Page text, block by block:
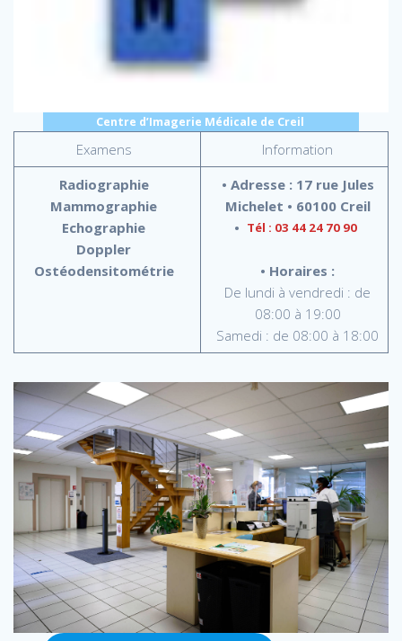
Centre d’Imagerie Médicale de Creil
Examens
Information
Radiographie
Mammographie
Echographie
Doppler
Ostéodensitométrie
• Adresse : 17 rue Jules
Michelet • 60100 Creil
• Tél : 03 44 24 70 90
• Horaires :
De lundi à vendredi : de
08:00 à 19:00
Samedi : de 08:00 à 18:00